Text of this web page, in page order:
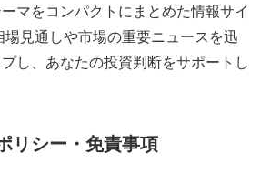
マをコンパクトにまとめた情報サイ
場見通しや市場の重要ニュースを迅
し、あなたの投資判断をサポートし
リシー・免責事項